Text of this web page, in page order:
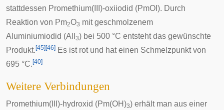
stattdessen Promethium(III)-oxiiodid (PmOI). Durch
Reaktion von Pm2O3 mit geschmolzenem
Aluminiumiodid (AlI 3) bei 500 °C entsteht das gewünschte
Produkt. [45] [46] Es ist rot und hat einen Schmelzpunkt von
695 °C. [40]
Weitere Verbindungen
Promethium(III)-hydroxid (Pm(OH)3) erhält man aus einer